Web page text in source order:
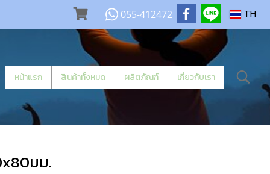
055-412472 TH
หน้าแรก สินค้าทั้งหมด ผลิตภัณฑ์ เกี่ยวกับเรา
มม.